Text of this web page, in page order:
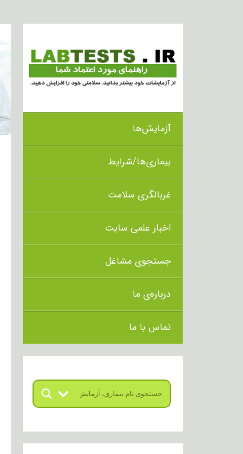
آزمایش‌ها
بیماری‌ها/شرایط
غربالگری سلامت
اخبار علمی سایت
جستجوی مشاغل
درباره‌ی ما
تماس با ما